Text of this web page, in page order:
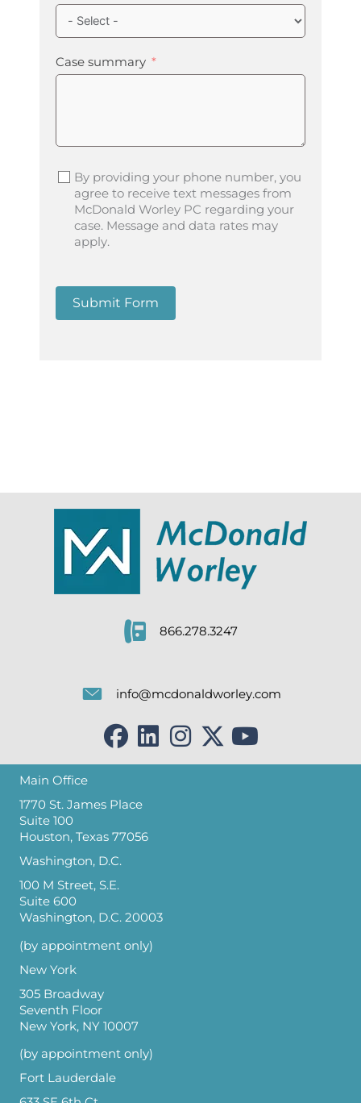
Case summary
By providing your phone number, you
agree to receive text messages from
McDonald Worley PC regarding your
case. Message and data rates may
apply.
Submit Form
866.278.3247
info@mcdonaldworley.com
Main Office
1770 St. James Place
Suite 100
Houston, Texas 77056
Washington, D.C.
100 M Street, S.E.
Suite 600
Washington, D.C. 20003
(by appointment only)
New York
305 Broadway
Seventh Floor
New York, NY 10007
(by appointment only)
Fort Lauderdale